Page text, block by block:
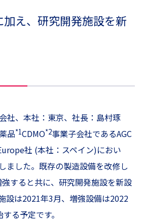
え、研究開発施設を新
社、本社：東京、社長：島村琢
品*1CDMO*2事業子会社であるAGC
社 (本社：スペイン)におい
ました。既存の製造設備を改修し
すると共に、研究開発施設を新設
設は2021年3月、増強設備は2022
る予定です。